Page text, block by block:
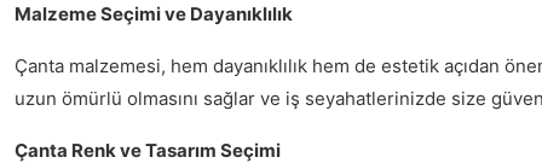
Malzeme Seçimi ve Dayanıklılık
Çanta malzemesi, hem dayanıklılık hem de estetik açıdan
uzun ömürlü olmasını sağlar ve iş seyahatlerinizde size
Çanta Renk ve Tasarım Seçimi